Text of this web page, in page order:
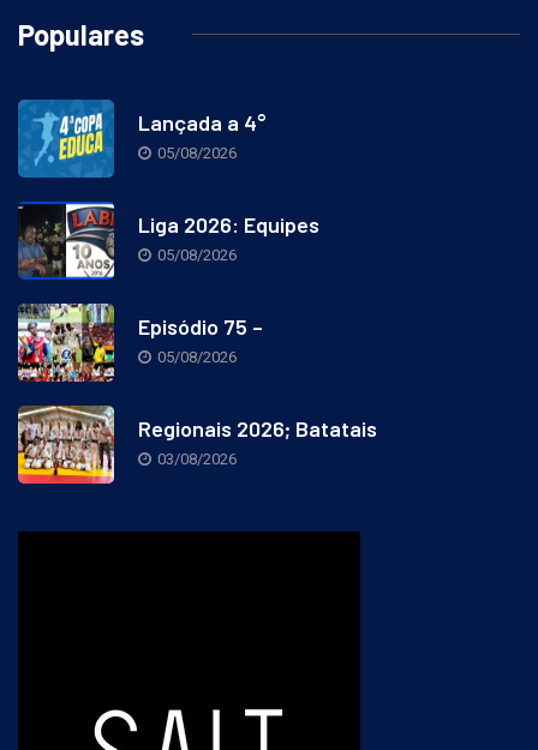
Populares
Lançada a 4°
05/08/2026
Liga 2026: Equipes
05/08/2026
Episódio 75 –
05/08/2026
Regionais 2026; Batatais
03/08/2026